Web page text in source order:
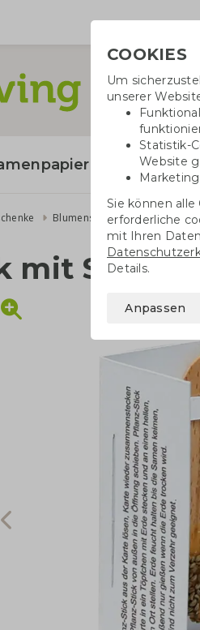
Blumensamen & Blumentöpfe
mit Samen
COOKIES
Um
unserer
Statistik-
Website
Sie können
erforderliche
mit Ihren
Details.
Anpassen